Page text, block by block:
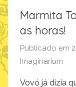
Marmita
as horas!
Publicado em
Imaginarium
Vovó já dizia